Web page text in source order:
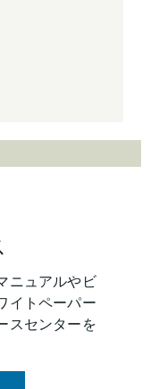
ニュアルやビ
イトペーパー
スセンターを